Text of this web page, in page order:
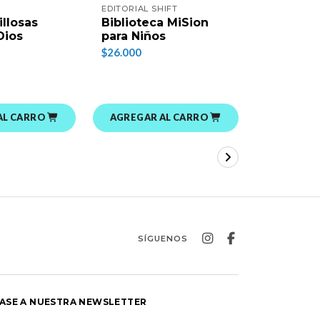
CARRO
EDITORIAL SHIFT
Biblioteca MiSion
para Niños
$26.000
AGREGAR AL CARRO
SÍGUENOS
A NUESTRA NEWSLETTER